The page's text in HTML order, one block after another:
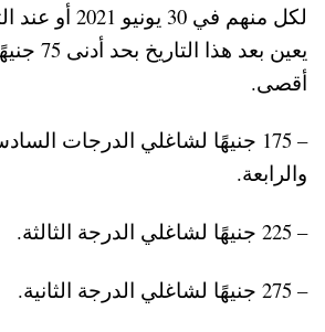
لكل منهم في 30
يعين بعد
أقصى.
– 175 جنيهًا لشاغلي الدرجات
والرابعة.
– 225 جنيهًا لشاغلي الدرجة الثالثة.
– 275 جنيهًا لشاغلي الدرجة الثانية.